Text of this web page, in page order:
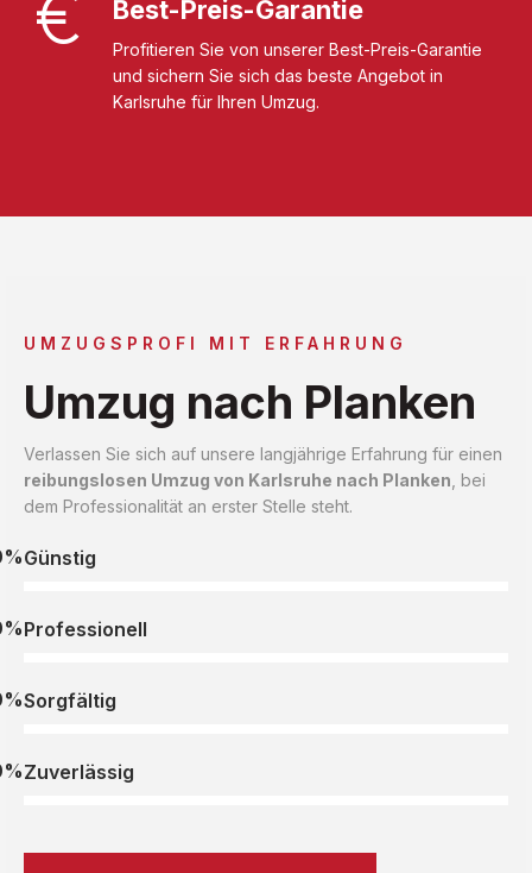
Best-Preis-Garantie
Profitieren Sie von unserer Best-Preis-Garantie
und sichern Sie sich das beste Angebot in
Karlsruhe für Ihren Umzug.
UMZUGSPROFI MIT ERFAHRUNG
Umzug nach Planken
Verlassen Sie sich auf unsere langjährige Erfahrung für einen
reibungslosen Umzug von Karlsruhe nach Planken , bei
dem Professionalität an erster Stelle steht.
Günstig
Professionell
Sorgfältig
Zuverlässig